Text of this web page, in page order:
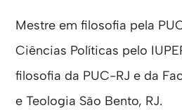
Mestre em filosofia pela
Ciências Políticas pelo
filosofia da PUC-RJ e da
e Teologia São Bento, RJ.